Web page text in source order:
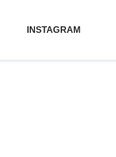
INSTAGRAM